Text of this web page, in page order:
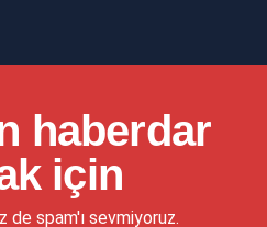
haberdar
için
de spam'ı sevmiyoruz.